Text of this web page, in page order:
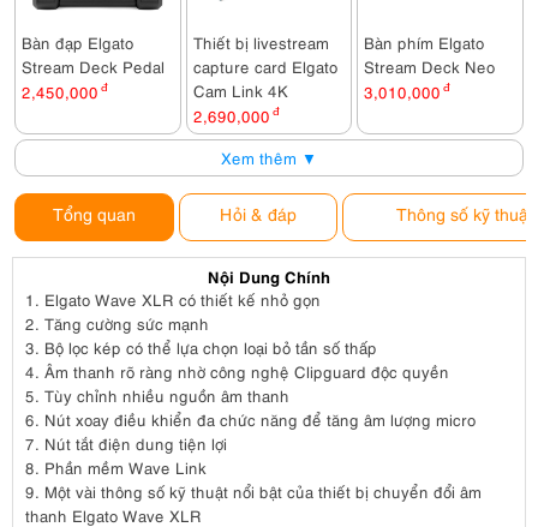
Bàn đạp Elgato
Stream Deck Pedal
2,450,000 đ
Thiết bị livestream
capture card Elgato
Cam Link 4K
2,690,000 đ
Bàn phím Elgato
Stream Deck Neo
3,010,000 đ
Xem thêm ▼
Tổng quan Hỏi & đáp Thông số kỹ thuật
Nội Dung Chính
1. Elgato Wave XLR có thiết kế nhỏ gọn
2. Tăng cường sức mạnh
3. Bộ lọc kép có thể lựa chọn loại bỏ tần số thấp
4. Âm thanh rõ ràng nhờ công nghệ Clipguard độc quyền
5. Tùy chỉnh nhiều nguồn âm thanh
6. Nút xoay điều khiển đa chức năng để tăng âm lượng micro
7. Nút tắt điện dung tiện lợi
8. Phần mềm Wave Link
9. Một vài thông số kỹ thuật nổi bật của thiết bị chuyển đổi âm
thanh Elgato Wave XLR